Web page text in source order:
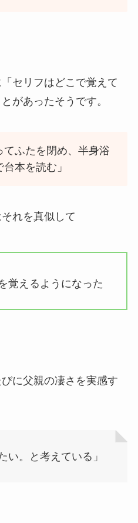
セリフはどこで覚えて
があったそうです。
てふたを閉め、半身浴
本を読む」
れを真似して
覚えるようになった
に父親の凄さを実感す
い。と考えている」